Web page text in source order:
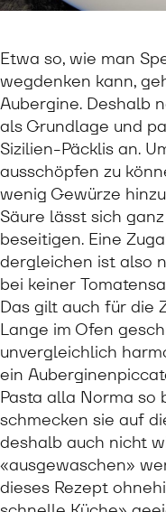
Etwa so, wie man
wegdenken kann,
Aubergine. Deshalb
als Grundlage und
Sizilien-Päcklis an.
ausschöpfen zu
wenig Gewürze
Säure lässt sich
beseitigen. Eine
dergleichen ist also
bei keiner
Das gilt auch für die
Lange im Ofen
unvergleichlich
ein
Pasta alla Norma so
schmecken sie auf
deshalb auch nicht
«ausgewaschen»
dieses Rezept